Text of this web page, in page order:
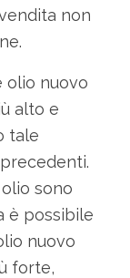
non
olio nuovo
alto e
tale
sono
è possibile
nuovo
forte,